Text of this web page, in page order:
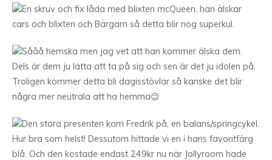
En skruv och fix låda med blixten mcQueen, han älskar
cars och blixten och Bärgarn så detta blir nog superkul.
Sååå hemska men jag vet att han kommer älska dem.
Dels är dem ju lätta att ta på sig och sen är det ju idolen på.
Troligen kommer detta bli dagisstövlar så kanske det blir
några mer neutrala att ha hemma😉
Den stora presenten kom Fredrik på, en balans/springcykel.
Hur bra som helst! Dessutom hittade vi en i hans favoritfärg
blå. Och den kostade endast 249kr nu när Jollyroom hade